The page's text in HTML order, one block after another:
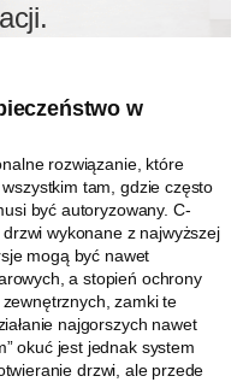
w
rozwiązanie, które
tam, gdzie często
być autoryzowany. C-
wykonane z najwyższej
mogą być nawet
a stopień ochrony
zamki te
najgorszych nawet
okuć jest jednak system
drzwi, ale przede